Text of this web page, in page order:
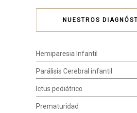
NUESTROS
Hemiparesia Infantil
Parálisis Cerebral infantil
Ictus pediátrico
Prematuridad